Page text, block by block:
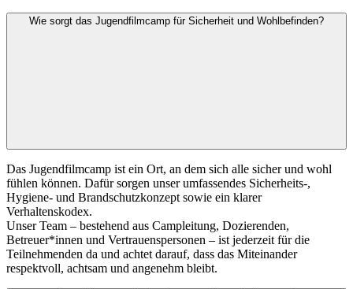
Wie sorgt das Jugendfilmcamp für Sicherheit und Wohlbefinden?
Das Jugendfilmcamp ist ein Ort, an dem sich alle sicher und wohl
fühlen können. Dafür sorgen unser umfassendes Sicherheits-,
Hygiene- und Brandschutzkonzept sowie ein klarer
Verhaltenskodex.
Unser Team – bestehend aus Campleitung, Dozierenden,
Betreuer*innen und Vertrauenspersonen – ist jederzeit für die
Teilnehmenden da und achtet darauf, dass das Miteinander
respektvoll, achtsam und angenehm bleibt.